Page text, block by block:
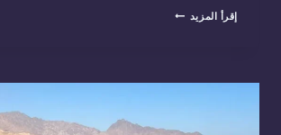
إقرأ المزيد ليموزين